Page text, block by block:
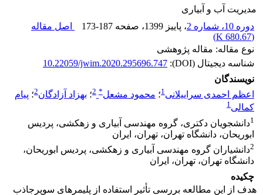
مدیریت آب و آبیاری
دوره 10، شماره 2
، پاییز 1399 ، صفحه 173-187
اصل مقاله
(
680.67 K
)
نوع مقاله: مقاله پژوهشی
شناسه دیجیتال (DOI):
10.22059/jwim.2020.295696.747
نویسندگان
اعظم احمدی سراییلانی1؛ محمود مشعل*
2؛ بهزاد آزادگان2؛ پیام
کمالی1
1دانشجویان دکتری، گروه مهندسی آبیاری و زهکشی، پردیس
ابوریحان، دانشگاه تهران، تهران، ایران
2دانشیاران گروه مهندسی آبیاری و زهکشی، پردیس ابوریحان،
دانشگاه تهران، تهران، ایران
چکیده
هدف از این مطالعه بررسی تأثیر استفاده از پلیمرهای سوپرجاذب